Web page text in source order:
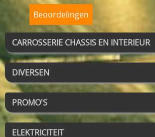
Beoordelingen
CARROSSERIE CHASSIS EN INTERIEUR
DIVERSEN
PROMO'S
ELEKTRICITEIT